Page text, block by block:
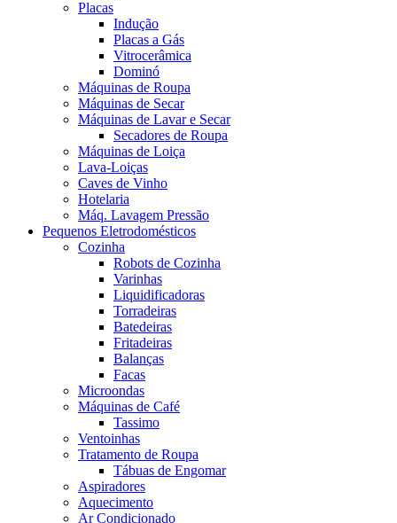
Placas
Indução
Placas a Gás
Vitrocerâmica
Dominó
Máquinas de Roupa
Máquinas de Secar
Máquinas de Lavar e Secar
Secadores de Roupa
Máquinas de Loiça
Lava-Loiças
Caves de Vinho
Hotelaria
Máq. Lavagem Pressão
Pequenos Eletrodomésticos
Cozinha
Robots de Cozinha
Varinhas
Liquidificadoras
Torradeiras
Batedeiras
Fritadeiras
Balanças
Facas
Microondas
Máquinas de Café
Tassimo
Ventoinhas
Tratamento de Roupa
Tábuas de Engomar
Aspiradores
Aquecimento
Ar Condicionado